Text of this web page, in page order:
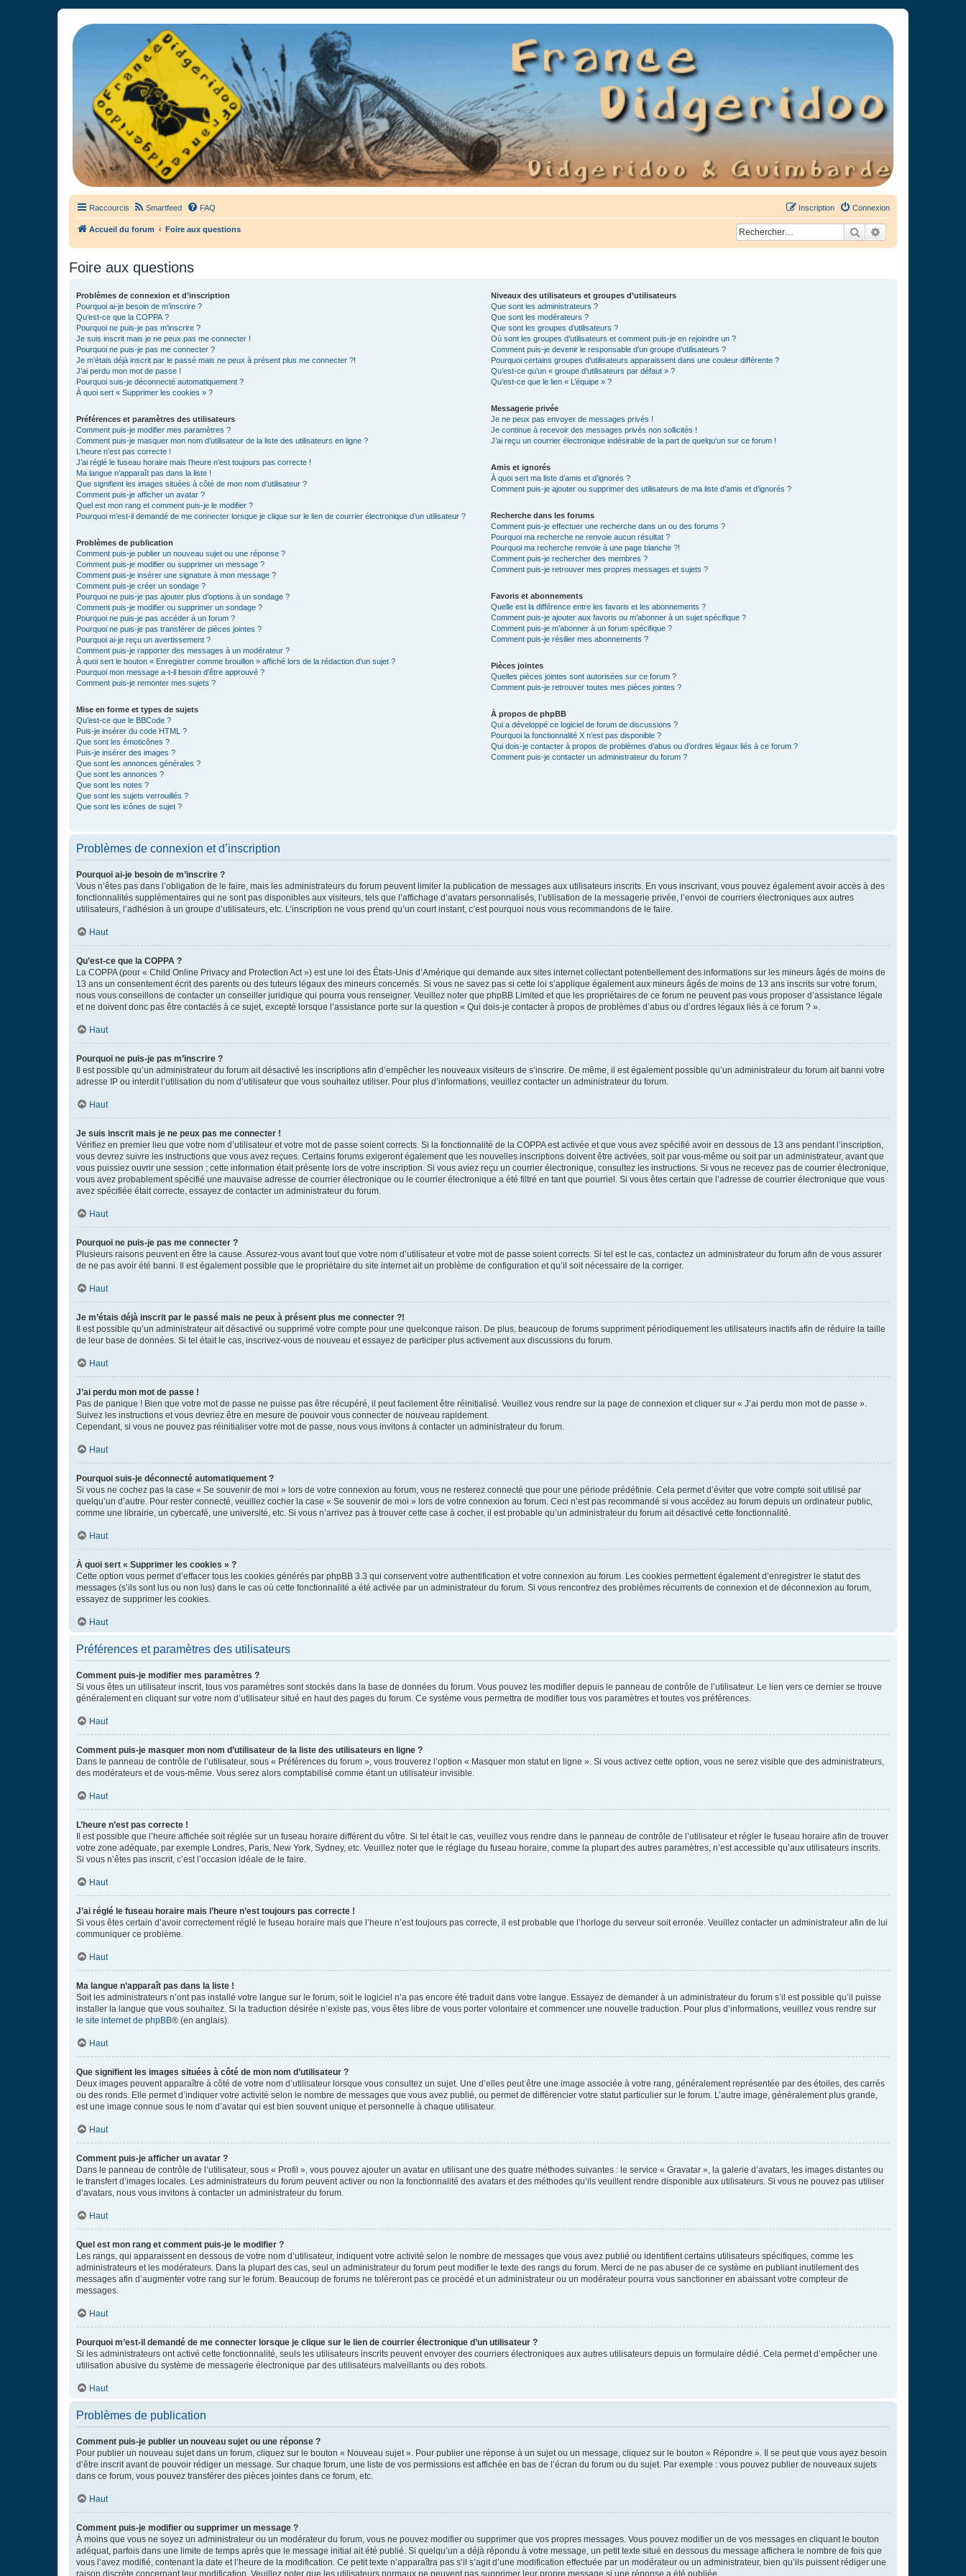
France Didgeridoo
Didgeridoo et Guimbarde sur France Didgeridoo - retrouvez la communauté.
Raccourcis Smartfeed FAQ Connexion
Inscription
Accueil du forum Foire aux questions Rechercher
Foire aux questions
Problèmes de connexion et d’inscription
Pourquoi ai-je besoin de m’inscrire ?
Qu’est-ce que la COPPA ?
Pourquoi ne puis-je pas m’inscrire ?
Je suis inscrit mais je ne peux pas me connecter !
Pourquoi ne puis-je pas me connecter ?
Je m’étais déjà inscrit par le passé mais ne peux à présent plus me connecter ?!
J’ai perdu mon mot de passe !
Pourquoi suis-je déconnecté automatiquement ?
À quoi sert « Supprimer les cookies » ?
Préférences et paramètres des utilisateurs
Comment puis-je modifier mes paramètres ?
Comment puis-je masquer mon nom d’utilisateur de la liste des utilisateurs en ligne ?
L’heure n’est pas correcte !
J’ai réglé le fuseau horaire mais l’heure n’est toujours pas correcte !
Ma langue n’apparaît pas dans la liste !
Que signifient les images situées à côté de mon nom d’utilisateur ?
Comment puis-je afficher un avatar ?
Quel est mon rang et comment puis-je le modifier ?
Pourquoi m’est-il demandé de me connecter lorsque je clique sur le lien de courrier électronique d’un utilisateur ?
Problèmes de publication
Comment puis-je publier un nouveau sujet ou une réponse ?
Comment puis-je modifier ou supprimer un message ?
Comment puis-je insérer une signature à mon message ?
Comment puis-je créer un sondage ?
Pourquoi ne puis-je pas ajouter plus d’options à un sondage ?
Comment puis-je modifier ou supprimer un sondage ?
Pourquoi ne puis-je pas accéder à un forum ?
Pourquoi ne puis-je pas transférer de pièces jointes ?
Pourquoi ai-je reçu un avertissement ?
Comment puis-je rapporter des messages à un modérateur ?
À quoi sert le bouton « Enregistrer comme brouillon » affiché lors de la rédaction d’un sujet ?
Pourquoi mon message a-t-il besoin d’être approuvé ?
Comment puis-je remonter mes sujets ?
Mise en forme et types de sujets
Qu’est-ce que le BBCode ?
Puis-je insérer du code HTML ?
Que sont les émoticônes ?
Puis-je insérer des images ?
Que sont les annonces générales ?
Que sont les annonces ?
Que sont les notes ?
Que sont les sujets verrouillés ?
Que sont les icônes de sujet ?
Niveaux des utilisateurs et groupes d’utilisateurs
Que sont les administrateurs ?
Que sont les modérateurs ?
Que sont les groupes d’utilisateurs ?
Où sont les groupes d’utilisateurs et comment puis-je en rejoindre un ?
Comment puis-je devenir le responsable d’un groupe d’utilisateurs ?
Pourquoi certains groupes d’utilisateurs apparaissent dans une couleur différente ?
Qu’est-ce qu’un « groupe d’utilisateurs par défaut » ?
Qu’est-ce que le lien « L’équipe » ?
Messagerie privée
Je ne peux pas envoyer de messages privés !
Je continue à recevoir des messages privés non sollicités !
J’ai reçu un courrier électronique indésirable de la part de quelqu’un sur ce forum !
Amis et ignorés
À quoi sert ma liste d’amis et d’ignorés ?
Comment puis-je ajouter ou supprimer des utilisateurs de ma liste d’amis et d’ignorés ?
Recherche dans les forums
Comment puis-je effectuer une recherche dans un ou des forums ?
Pourquoi ma recherche ne renvoie aucun résultat ?
Pourquoi ma recherche renvoie à une page blanche ?!
Comment puis-je rechercher des membres ?
Comment puis-je retrouver mes propres messages et sujets ?
Favoris et abonnements
Quelle est la différence entre les favoris et les abonnements ?
Comment puis-je ajouter aux favoris ou m’abonner à un sujet spécifique ?
Comment puis-je m’abonner à un forum spécifique ?
Comment puis-je résilier mes abonnements ?
Pièces jointes
Quelles pièces jointes sont autorisées sur ce forum ?
Comment puis-je retrouver toutes mes pièces jointes ?
À propos de phpBB
Qui a développé ce logiciel de forum de discussions ?
Pourquoi la fonctionnalité X n’est pas disponible ?
Qui dois-je contacter à propos de problèmes d’abus ou d’ordres légaux liés à ce forum ?
Comment puis-je contacter un administrateur du forum ?
Problèmes de connexion et d’inscription
Pourquoi ai-je besoin de m’inscrire ?
Vous n’êtes pas dans l’obligation de le faire, mais les administrateurs du forum peuvent limiter la publication de messages aux utilisateurs inscrits. En vous inscrivant, vous pouvez également avoir accès à des
fonctionnalités supplémentaires qui ne sont pas disponibles aux visiteurs, tels que l’affichage d’avatars personnalisés, l’utilisation de la messagerie privée, l’envoi de courriers électroniques aux autres
utilisateurs, l’adhésion à un groupe d’utilisateurs, etc. L’inscription ne vous prend qu’un court instant, c’est pourquoi nous vous recommandons de le faire.
Haut
Qu’est-ce que la COPPA ?
La COPPA (pour « Child Online Privacy and Protection Act ») est une loi des États-Unis d’Amérique qui demande aux sites internet collectant potentiellement des informations sur les mineurs âgés de moins de
13 ans un consentement écrit des parents ou des tuteurs légaux des mineurs concernés. Si vous ne savez pas si cette loi s’applique également aux mineurs âgés de moins de 13 ans inscrits sur votre forum,
nous vous conseillons de contacter un conseiller juridique qui pourra vous renseigner. Veuillez noter que phpBB Limited et que les propriétaires de ce forum ne peuvent pas vous proposer d’assistance légale
et ne doivent donc pas être contactés à ce sujet, excepté lorsque l’assistance porte sur la question « Qui dois-je contacter à propos de problèmes d’abus ou d’ordres légaux liés à ce forum ? ».
Haut
Pourquoi ne puis-je pas m’inscrire ?
Il est possible qu’un administrateur du forum ait désactivé les inscriptions afin d’empêcher les nouveaux visiteurs de s’inscrire. De même, il est également possible qu’un administrateur du forum ait banni votre
adresse IP ou interdit l’utilisation du nom d’utilisateur que vous souhaitez utiliser. Pour plus d’informations, veuillez contacter un administrateur du forum.
Haut
Je suis inscrit mais je ne peux pas me connecter !
Vérifiez en premier lieu que votre nom d’utilisateur et votre mot de passe soient corrects. Si la fonctionnalité de la COPPA est activée et que vous avez spécifié avoir en dessous de 13 ans pendant l’inscription,
vous devrez suivre les instructions que vous avez reçues. Certains forums exigeront également que les nouvelles inscriptions doivent être activées, soit par vous-même ou soit par un administrateur, avant que
vous puissiez ouvrir une session ; cette information était présente lors de votre inscription. Si vous aviez reçu un courrier électronique, consultez les instructions. Si vous ne recevez pas de courrier électronique,
vous avez probablement spécifié une mauvaise adresse de courrier électronique ou le courrier électronique a été filtré en tant que pourriel. Si vous êtes certain que l’adresse de courrier électronique que vous
avez spécifiée était correcte, essayez de contacter un administrateur du forum.
Haut
Pourquoi ne puis-je pas me connecter ?
Plusieurs raisons peuvent en être la cause. Assurez-vous avant tout que votre nom d’utilisateur et votre mot de passe soient corrects. Si tel est le cas, contactez un administrateur du forum afin de vous assurer
de ne pas avoir été banni. Il est également possible que le propriétaire du site internet ait un problème de configuration et qu’il soit nécessaire de la corriger.
Haut
Je m’étais déjà inscrit par le passé mais ne peux à présent plus me connecter ?!
Il est possible qu’un administrateur ait désactivé ou supprimé votre compte pour une quelconque raison. De plus, beaucoup de forums suppriment périodiquement les utilisateurs inactifs afin de réduire la taille
de leur base de données. Si tel était le cas, inscrivez-vous de nouveau et essayez de participer plus activement aux discussions du forum.
Haut
J’ai perdu mon mot de passe !
Pas de panique ! Bien que votre mot de passe ne puisse pas être récupéré, il peut facilement être réinitialisé. Veuillez vous rendre sur la page de connexion et cliquer sur « J’ai perdu mon mot de passe ».
Suivez les instructions et vous devriez être en mesure de pouvoir vous connecter de nouveau rapidement.
Cependant, si vous ne pouvez pas réinitialiser votre mot de passe, nous vous invitons à contacter un administrateur du forum.
Haut
Pourquoi suis-je déconnecté automatiquement ?
Si vous ne cochez pas la case « Se souvenir de moi » lors de votre connexion au forum, vous ne resterez connecté que pour une période prédéfinie. Cela permet d’éviter que votre compte soit utilisé par
quelqu’un d’autre. Pour rester connecté, veuillez cocher la case « Se souvenir de moi » lors de votre connexion au forum. Ceci n’est pas recommandé si vous accédez au forum depuis un ordinateur public,
comme une librairie, un cybercafé, une université, etc. Si vous n’arrivez pas à trouver cette case à cocher, il est probable qu’un administrateur du forum ait désactivé cette fonctionnalité.
Haut
À quoi sert « Supprimer les cookies » ?
Cette option vous permet d’effacer tous les cookies générés par phpBB 3.3 qui conservent votre authentification et votre connexion au forum. Les cookies permettent également d’enregistrer le statut des
messages (s’ils sont lus ou non lus) dans le cas où cette fonctionnalité a été activée par un administrateur du forum. Si vous rencontrez des problèmes récurrents de connexion et de déconnexion au forum,
essayez de supprimer les cookies.
Haut
Préférences et paramètres des utilisateurs
Comment puis-je modifier mes paramètres ?
Si vous êtes un utilisateur inscrit, tous vos paramètres sont stockés dans la base de données du forum. Vous pouvez les modifier depuis le panneau de contrôle de l’utilisateur. Le lien vers ce dernier se trouve
généralement en cliquant sur votre nom d’utilisateur situé en haut des pages du forum. Ce système vous permettra de modifier tous vos paramètres et toutes vos préférences.
Haut
Comment puis-je masquer mon nom d’utilisateur de la liste des utilisateurs en ligne ?
Dans le panneau de contrôle de l’utilisateur, sous « Préférences du forum », vous trouverez l’option « Masquer mon statut en ligne ». Si vous activez cette option, vous ne serez visible que des administrateurs,
des modérateurs et de vous-même. Vous serez alors comptabilisé comme étant un utilisateur invisible.
Haut
L’heure n’est pas correcte !
Il est possible que l’heure affichée soit réglée sur un fuseau horaire différent du vôtre. Si tel était le cas, veuillez vous rendre dans le panneau de contrôle de l’utilisateur et régler le fuseau horaire afin de trouver
votre zone adéquate, par exemple Londres, Paris, New York, Sydney, etc. Veuillez noter que le réglage du fuseau horaire, comme la plupart des autres paramètres, n’est accessible qu’aux utilisateurs inscrits.
Si vous n’êtes pas inscrit, c’est l’occasion idéale de le faire.
Haut
J’ai réglé le fuseau horaire mais l’heure n’est toujours pas correcte !
Si vous êtes certain d’avoir correctement réglé le fuseau horaire mais que l’heure n’est toujours pas correcte, il est probable que l’horloge du serveur soit erronée. Veuillez contacter un administrateur afin de lui
communiquer ce problème.
Haut
Ma langue n’apparaît pas dans la liste !
Soit les administrateurs n’ont pas installé votre langue sur le forum, soit le logiciel n’a pas encore été traduit dans votre langue. Essayez de demander à un administrateur du forum s’il est possible qu’il puisse
installer la langue que vous souhaitez. Si la traduction désirée n’existe pas, vous êtes libre de vous porter volontaire et commencer une nouvelle traduction. Pour plus d’informations, veuillez vous rendre sur
le site internet de phpBB® (en anglais).
Haut
Que signifient les images situées à côté de mon nom d’utilisateur ?
Deux images peuvent apparaître à côté de votre nom d’utilisateur lorsque vous consultez un sujet. Une d’elles peut être une image associée à votre rang, généralement représentée par des étoiles, des carrés
ou des ronds. Elle permet d’indiquer votre activité selon le nombre de messages que vous avez publié, ou permet de différencier votre statut particulier sur le forum. L’autre image, généralement plus grande,
est une image connue sous le nom d’avatar qui est bien souvent unique et personnelle à chaque utilisateur.
Haut
Comment puis-je afficher un avatar ?
Dans le panneau de contrôle de l’utilisateur, sous « Profil », vous pouvez ajouter un avatar en utilisant une des quatre méthodes suivantes : le service « Gravatar », la galerie d’avatars, les images distantes ou
le transfert d’images locales. Les administrateurs du forum peuvent activer ou non la fonctionnalité des avatars et des méthodes qu’ils veuillent rendre disponible aux utilisateurs. Si vous ne pouvez pas utiliser
d’avatars, nous vous invitons à contacter un administrateur du forum.
Haut
Quel est mon rang et comment puis-je le modifier ?
Les rangs, qui apparaissent en dessous de votre nom d’utilisateur, indiquent votre activité selon le nombre de messages que vous avez publié ou identifient certains utilisateurs spécifiques, comme les
administrateurs et les modérateurs. Dans la plupart des cas, seul un administrateur du forum peut modifier le texte des rangs du forum. Merci de ne pas abuser de ce système en publiant inutilement des
messages afin d’augmenter votre rang sur le forum. Beaucoup de forums ne toléreront pas ce procédé et un administrateur ou un modérateur pourra vous sanctionner en abaissant votre compteur de
messages.
Haut
Pourquoi m’est-il demandé de me connecter lorsque je clique sur le lien de courrier électronique d’un utilisateur ?
Si les administrateurs ont activé cette fonctionnalité, seuls les utilisateurs inscrits peuvent envoyer des courriers électroniques aux autres utilisateurs depuis un formulaire dédié. Cela permet d’empêcher une
utilisation abusive du système de messagerie électronique par des utilisateurs malveillants ou des robots.
Haut
Problèmes de publication
Comment puis-je publier un nouveau sujet ou une réponse ?
Pour publier un nouveau sujet dans un forum, cliquez sur le bouton « Nouveau sujet ». Pour publier une réponse à un sujet ou un message, cliquez sur le bouton « Répondre ». Il se peut que vous ayez besoin
d’être inscrit avant de pouvoir rédiger un message. Sur chaque forum, une liste de vos permissions est affichée en bas de l’écran du forum ou du sujet. Par exemple : vous pouvez publier de nouveaux sujets
dans ce forum, vous pouvez transférer des pièces jointes dans ce forum, etc.
Haut
Comment puis-je modifier ou supprimer un message ?
À moins que vous ne soyez un administrateur ou un modérateur du forum, vous ne pouvez modifier ou supprimer que vos propres messages. Vous pouvez modifier un de vos messages en cliquant le bouton
adéquat, parfois dans une limite de temps après que le message initial ait été publié. Si quelqu’un a déjà répondu à votre message, un petit texte situé en dessous du message affichera le nombre de fois que
vous l’avez modifié, contenant la date et l’heure de la modification. Ce petit texte n’apparaîtra pas s’il s’agit d’une modification effectuée par un modérateur ou un administrateur, bien qu’ils puissent rédiger une
raison discrète concernant leur modification. Veuillez noter que les utilisateurs normaux ne peuvent pas supprimer leur propre message si une réponse a été publiée.